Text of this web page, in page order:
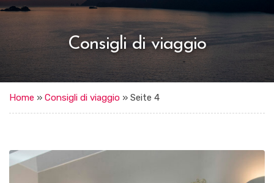
Consigli di viaggio
Home » Consigli di viaggio » Seite 4